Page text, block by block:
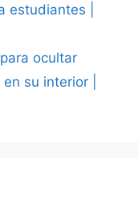
estudiantes |
ocultar
su interior |